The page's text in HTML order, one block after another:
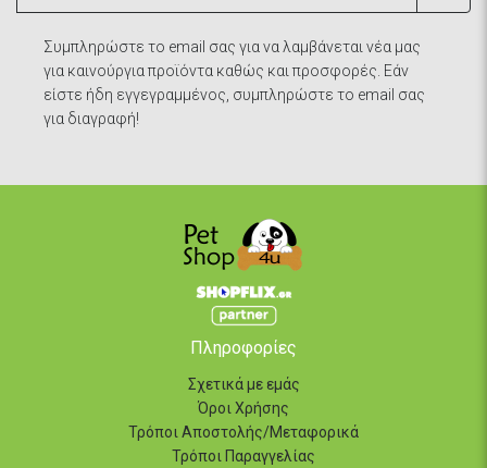
Συμπληρώστε το email σας για να λαμβάνεται νέα μας
για καινούργια προϊόντα καθώς και προσφορές. Εάν
είστε ήδη εγγεγραμμένος, συμπληρώστε το email σας
για διαγραφή!
Πληροφορίες
Σχετικά με εμάς
Όροι Χρήσης
Τρόποι Αποστολής/Μεταφορικά
Τρόποι Παραγγελίας